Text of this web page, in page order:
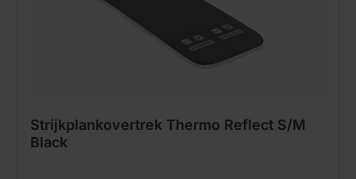
Strijkplankovertrek Thermo Reflect S/M
Black